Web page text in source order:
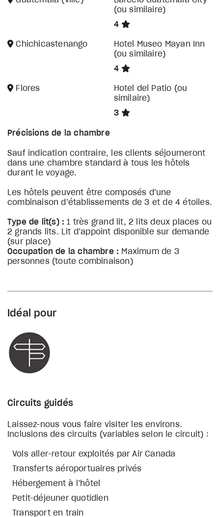
(ou similaire)
4
Chichicastenango
Hotel Museo Mayan Inn
(ou similaire)
4
Flores
Hotel del Patio (ou
similaire)
3
Précisions de la chambre
Sauf indication contraire, les clients séjourneront
dans une chambre standard à tous les hôtels
durant le voyage.
Les hôtels peuvent être composés d’une
combinaison d’établissements de 3 et de 4 étoiles.
Type de lit(s) :1 très grand lit, 2 lits deux places ou
2 grands lits. Lit d’appoint disponible sur demande
(sur place)
Occupation de la chambre : Maximum de 3
personnes (toute combinaison)
Idéal pour
Circuits guidés
Laissez-nous vous faire visiter les environs.
Inclusions des circuits (variables selon le circuit) :
Vols aller-retour exploités par Air Canada
Transferts aéroportuaires privés
Hébergement à l’hôtel
Petit-déjeuner quotidien
Transport en train